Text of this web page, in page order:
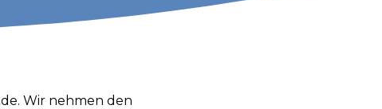
Wir nehmen den